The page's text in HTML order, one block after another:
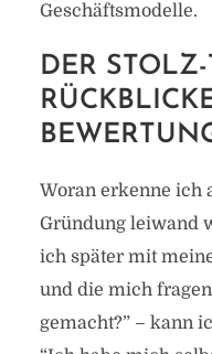
Geschäftsmodelle.
DER STOLZ-
Woran erkenne ich
Gründung leiwand
ich später mit
und die mich
gemacht?” – kann